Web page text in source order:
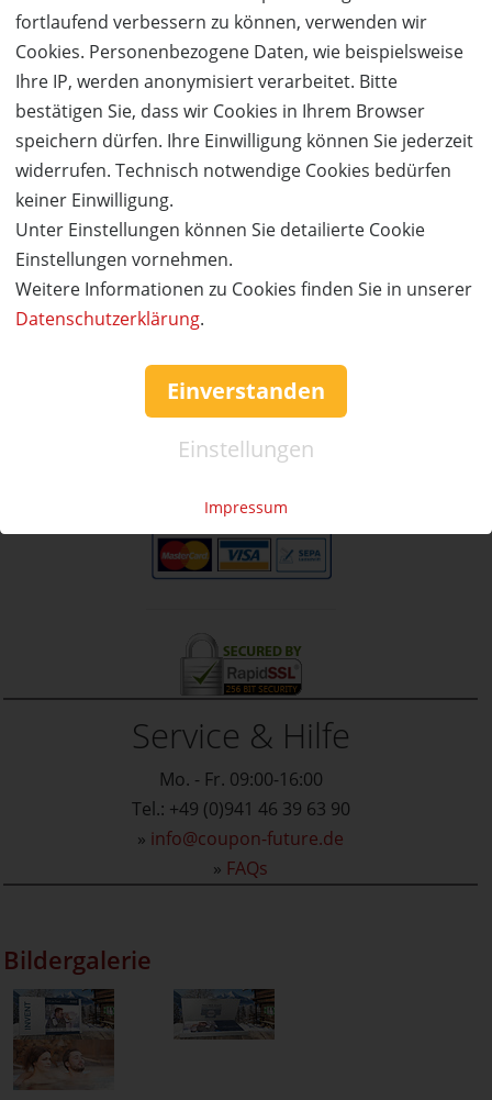
fortlaufend verbessern zu können, verwenden wir
Cookies. Personenbezogene Daten, wie beispielsweise
Ihre IP, werden anonymisiert verarbeitet. Bitte
bestätigen Sie, dass wir Cookies in Ihrem Browser
speichern dürfen. Ihre Einwilligung können Sie jederzeit
widerrufen. Technisch notwendige Cookies bedürfen
keiner Einwilligung.
Unter Einstellungen können Sie detailierte Cookie
Einstellungen vornehmen.
Weitere Informationen zu Cookies finden Sie in unserer
Datenschutzerklärung.
Einverstanden
Einstellungen
Impressum
Zeit zu Zweit
Romantischer Kurzurlaub in einem von ca. 100 Hotels
AUSVERKAUFT
Gutschein
240,- €
Verfügbar:
0
AUSVERKAUFT
Service & Hilfe
Mo. - Fr. 09:00-16:00
Tel.: +49 (0)941 46 39 63 90
» info@coupon-future.de
» FAQs
Bildergalerie